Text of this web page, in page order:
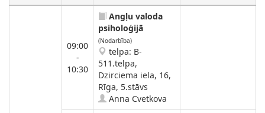
09:00
-
10:30
Angļu valoda
psiholoģijā
(Nodarbība)
telpa: B-
511.telpa,
Dzirciema iela, 16,
Rīga, 5.stāvs
Anna Cvetkova